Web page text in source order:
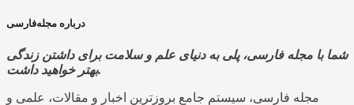
درباره مجله‌فارسی
شما با مجله فارسی، پلی به دنیای علم و سلامت برای داشتن زندگی
بهتر خواهید داشت.
مجله فارسی، سیستم جامع بروزترین اخبار و مقالات، علمی و